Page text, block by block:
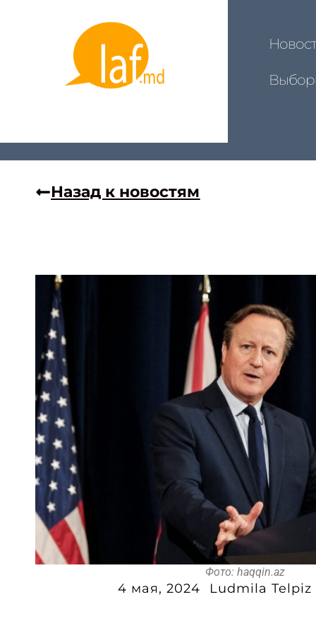
Назад к новостям
Фото: haqqin.az
4 мая, 2024 Ludmila Telpiz